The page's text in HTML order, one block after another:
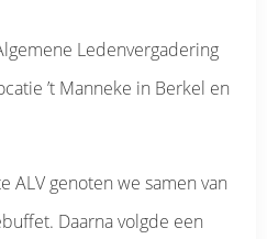
Ledenvergadering
’t Manneke in Berkel en
ALV genoten we samen van
Daarna volgde een